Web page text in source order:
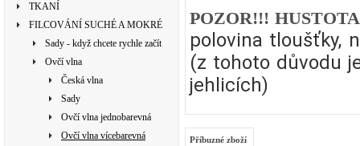
TKANÍ
FILCOVÁNÍ SUCHÉ A MOKRÉ
Sady - když chcete rychle začít
Ovčí vlna
Česká vlna
Sady
Ovčí vlna jednobarevná
Ovčí vlna vícebarevná
POZOR!!!
polovina tloušťky,
(z tohoto důvodu
jehlicích)
Příbuzné zboží